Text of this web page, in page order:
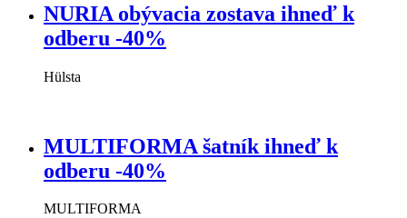
NURIA obývacia zostava ihneď k
odberu -40%
Hülsta
MULTIFORMA šatník ihneď k
odberu -40%
MULTIFORMA